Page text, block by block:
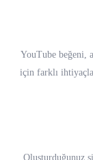
YouTube beğeni,
için farklı
Oluşturduğunuz